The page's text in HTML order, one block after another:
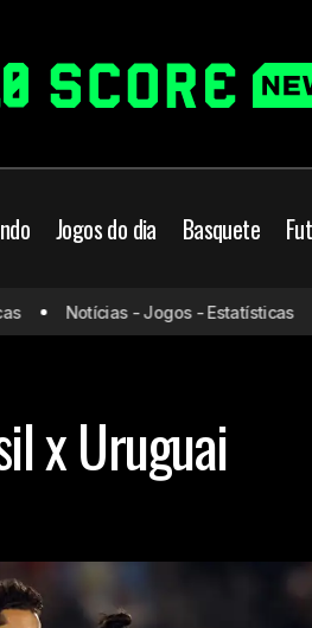
Jogos do dia Basquete
CBF define palco de Brasil x
Notícias - Jogos - Estatísticas
x Uruguai